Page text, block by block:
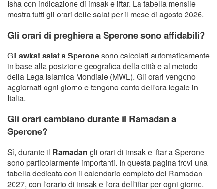
Isha con indicazione di imsak e iftar. La tabella mensile
mostra tutti gli orari delle salat per il mese di agosto 2026.
Gli orari di preghiera a Sperone sono affidabili?
Gli awkat salat a Speronesono calcolati automaticamente
in base alla posizione geografica della città e al metodo
della Lega Islamica Mondiale (MWL). Gli orari vengono
aggiornati ogni giorno e tengono conto dell'ora legale in
Italia.
Gli orari cambiano durante il Ramadan a
Sperone?
Sì, durante il Ramadan gli orari di imsak e iftar a Sperone
sono particolarmente importanti. In questa pagina trovi una
tabella dedicata con il calendario completo del Ramadan
2027, con l'orario di imsak e l'ora dell'iftar per ogni giorno.